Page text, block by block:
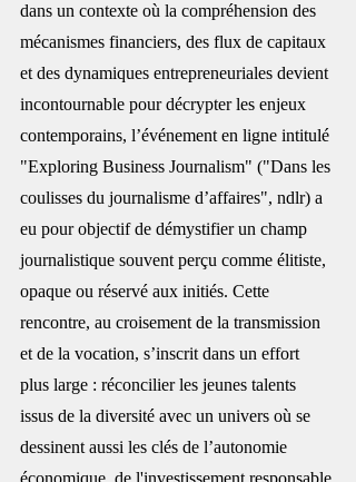
dans un contexte où la compréhension des
mécanismes financiers, des flux de capitaux
et des dynamiques entrepreneuriales devient
incontournable pour décrypter les enjeux
contemporains, l’événement en ligne intitulé
"Exploring Business Journalism" ("Dans les
coulisses du journalisme d’affaires", ndlr) a
eu pour objectif de démystifier un champ
journalistique souvent perçu comme élitiste,
opaque ou réservé aux initiés. Cette
rencontre, au croisement de la transmission
et de la vocation, s’inscrit dans un effort
plus large : réconcilier les jeunes talents
issus de la diversité avec un univers où se
dessinent aussi les clés de l’autonomie